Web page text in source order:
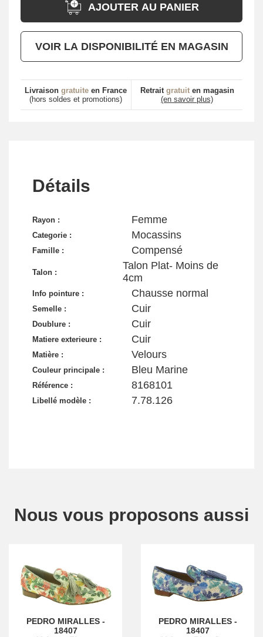
AJOUTER AU PANIER
VOIR LA DISPONIBILITÉ EN MAGASIN
Livraison gratuite en France
(hors soldes et promotions)
Retrait gratuiten magasin
(en savoir plus)
Détails
Rayon : Femme
Categorie : Mocassins
Famille : Compensé
Talon :
Talon Plat- Moins de
4cm
Info pointure : Chausse normal
Semelle : Cuir
Doublure : Cuir
Matiere exterieure : Cuir
Matière : Velours
Couleur principale : Bleu Marine
Référence : 8168101
Libellé modèle : 7.78.126
Nous vous proposons aussi
PEDRO MIRALLES-
18407
PEDRO MIRALLES-
18407